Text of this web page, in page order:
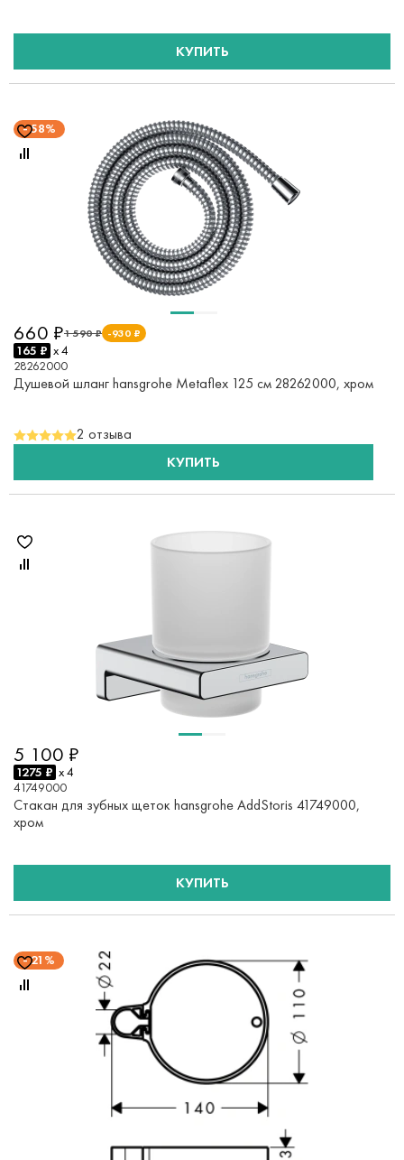
КУПИТЬ
58%
1 590 ₽ -930 ₽
660 ₽
165 ₽ x 4
28262000
Душевой шланг hansgrohe Metaflex 125 см 28262000, хром
2 отзыва
КУПИТЬ
5 100 ₽
1275 ₽ x 4
41749000
Стакан для зубных щеток hansgrohe AddStoris 41749000,
хром
КУПИТЬ
21%